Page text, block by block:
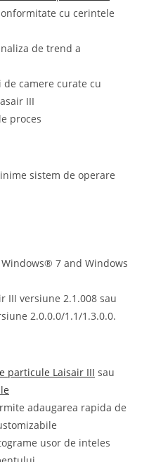
cu cerintele
de trend a
camere curate cu
III
proces
sistem de operare
7 and Windows
III versiune 2.1.008 sau
2.0.0.0/1.1/1.3.0.0.
particule Laisair III sau
adaugarea rapida de
usor de inteles